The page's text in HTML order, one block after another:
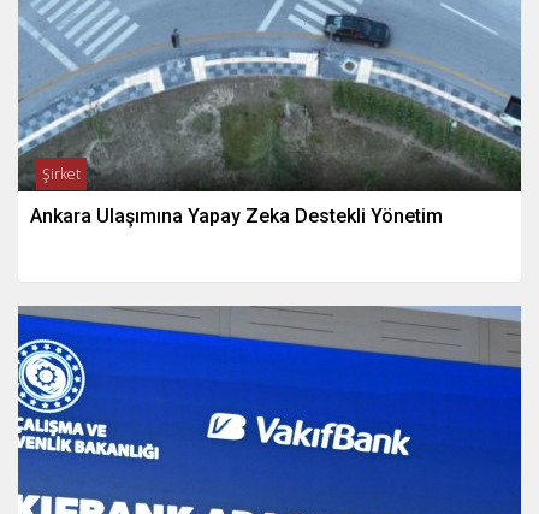
Şirket
Ankara Ulaşımına Yapay Zeka Destekli Yönetim